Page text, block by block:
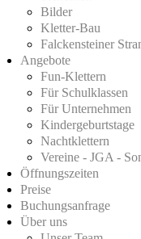
Bilder
Kletter-Bau
Falckensteiner
Angebote
Fun-Klettern
Für Schulklassen
Für Unternehmen
Kindergeburtstage
Nachtklettern
Vereine - JGA -
Öffnungszeiten
Preise
Buchungsanfrage
Über uns